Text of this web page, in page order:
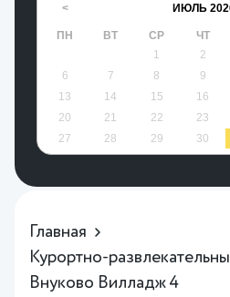
< ИЮЛЬ
ПН ВТ СР ЧТ
1
2
6
7 8 9
13
14 15 16
20
21 22 23
27
28 29 30
Главная
Курортно-
Внуково Вилладж 4